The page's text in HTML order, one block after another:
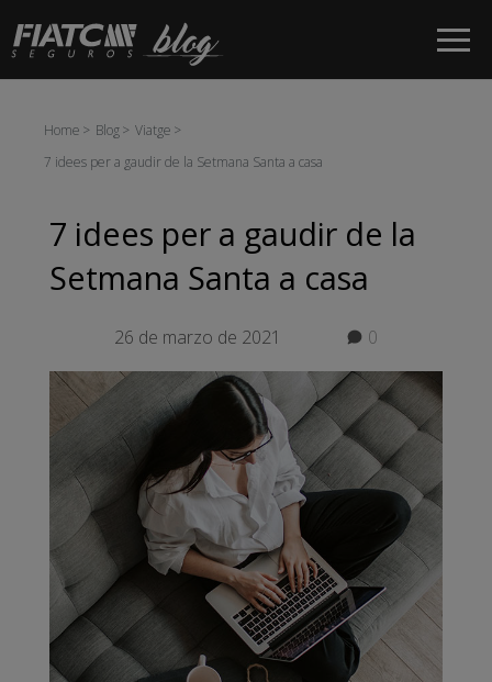
Salta al contingut principal
Home Blog
Viatge
7 idees per a gaudir de la Setmana Santa a casa
7 idees per a gaudir de la
Setmana Santa a casa
26 de marzo de 2021 0